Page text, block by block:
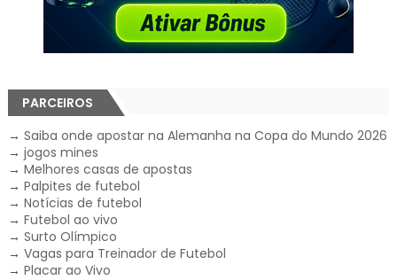
PARCEIROS
→ Saiba onde apostar na Alemanha na Copa do Mundo 2026
→ jogos mines
→ Melhores casas de apostas
→ Palpites de futebol
→ Notícias de futebol
→ Futebol ao vivo
→ Surto Olímpico
→ Vagas para Treinador de Futebol
→ Placar ao Vivo